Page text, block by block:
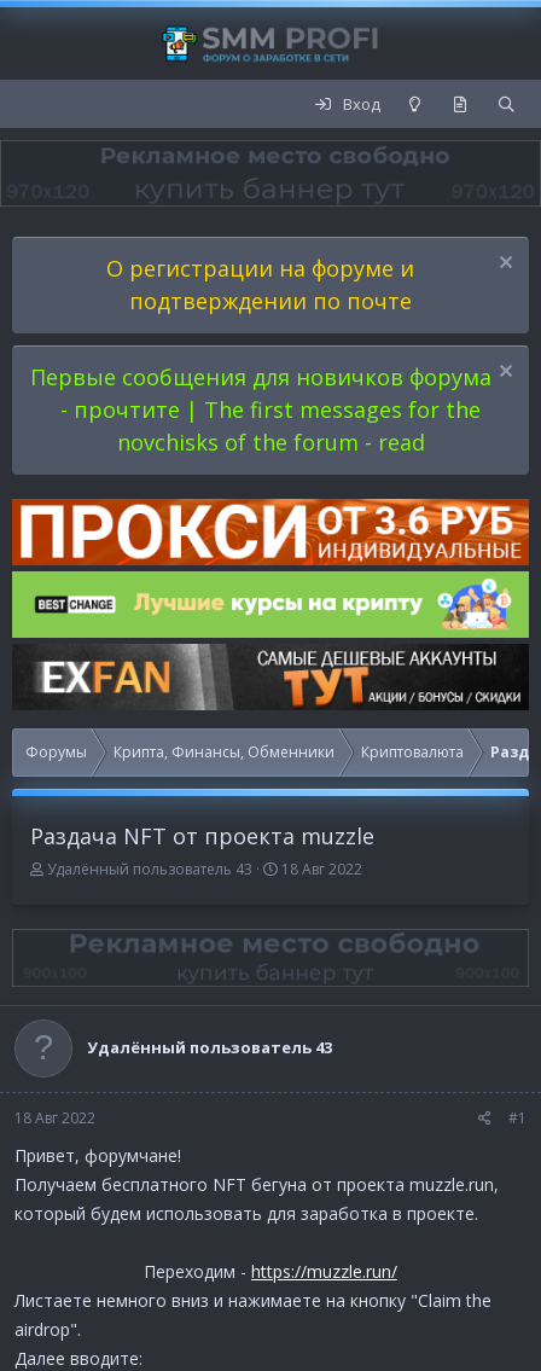
Вход
О регистрации на форуме и
подтверждении по почте
Первые сообщения для новичков форума
- прочтите | The first messages for the
novchisks of the forum - read
Форумы Крипта, Финансы, Обменники Криптовалюта
Раздача NFT от проекта muzzle
А
о
м
ы
Удалённый пользователь 43
Д
а
н
а
л
18 Авг 2022
Удалённый пользователь 43
18 Авг 2022 #1
Привет, форумчане!
Получаем бесплатного NFT бегуна от проекта muzzle.run,
который будем использовать для заработка в проекте.
Переходим - https://muzzle.run/
Листаете немного вниз и нажимаете на кнопку "Claim the
airdrop".
Далее вводите: